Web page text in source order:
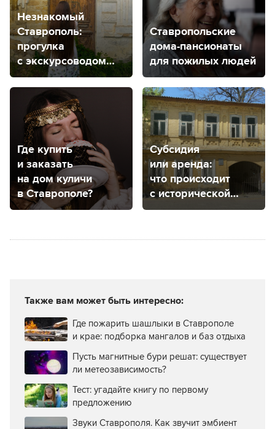
Незнакомый
Ставрополь:
прогулка
с экскурсоводом
для тех, кто гулял
везде
Ставропольские
дома-пансионаты
для пожилых людей
Где купить
и заказать
на дом куличи
в Ставрополе?
Субсидия
или аренда:
что происходит
с исторической
усадьбой
в Ставрополе?
Также вам может быть интересно:
Где пожарить шашлыки в Ставрополе
и крае: подборка мангалов и баз отдыха
Пусть магнитные бури решат: существует
ли метеозависимость?
Тест: угадайте книгу по первому
предложению
Звуки Ставрополя. Как звучит эмбиент